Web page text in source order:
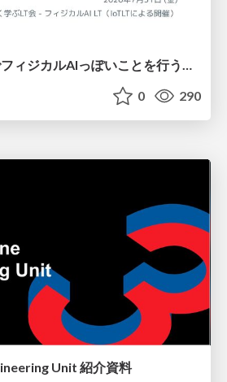
toio・myCobotでフィジカルAIっぽいことを行うための検討（とりあえず調査） / フィジカルAI LT（IoTLTによる開催）
0 290
Unit 紹介資料